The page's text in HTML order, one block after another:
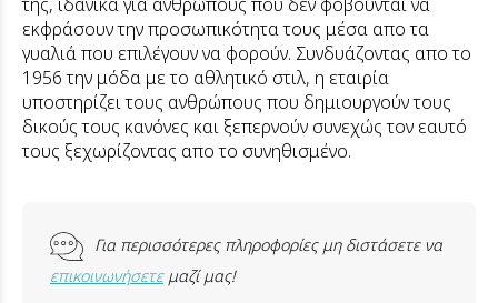
εκφράσουν την προσωπικότητα τους μέσα απο τα
γυαλιά που επιλέγουν να φορούν. Συνδυάζοντας απο το
1956 την μόδα με το αθλητικό στιλ, η εταιρία
υποστηρίζει τους ανθρώπους που δημιουργούν τους
δικούς τους κανόνες και ξεπερνούν συνεχώς τον εαυτό
τους ξεχωρίζοντας απο το συνηθισμένο.
Για περισσότερες πληροφορίες μη διστάσετε να
επικοινωνήσετεμαζί μας!